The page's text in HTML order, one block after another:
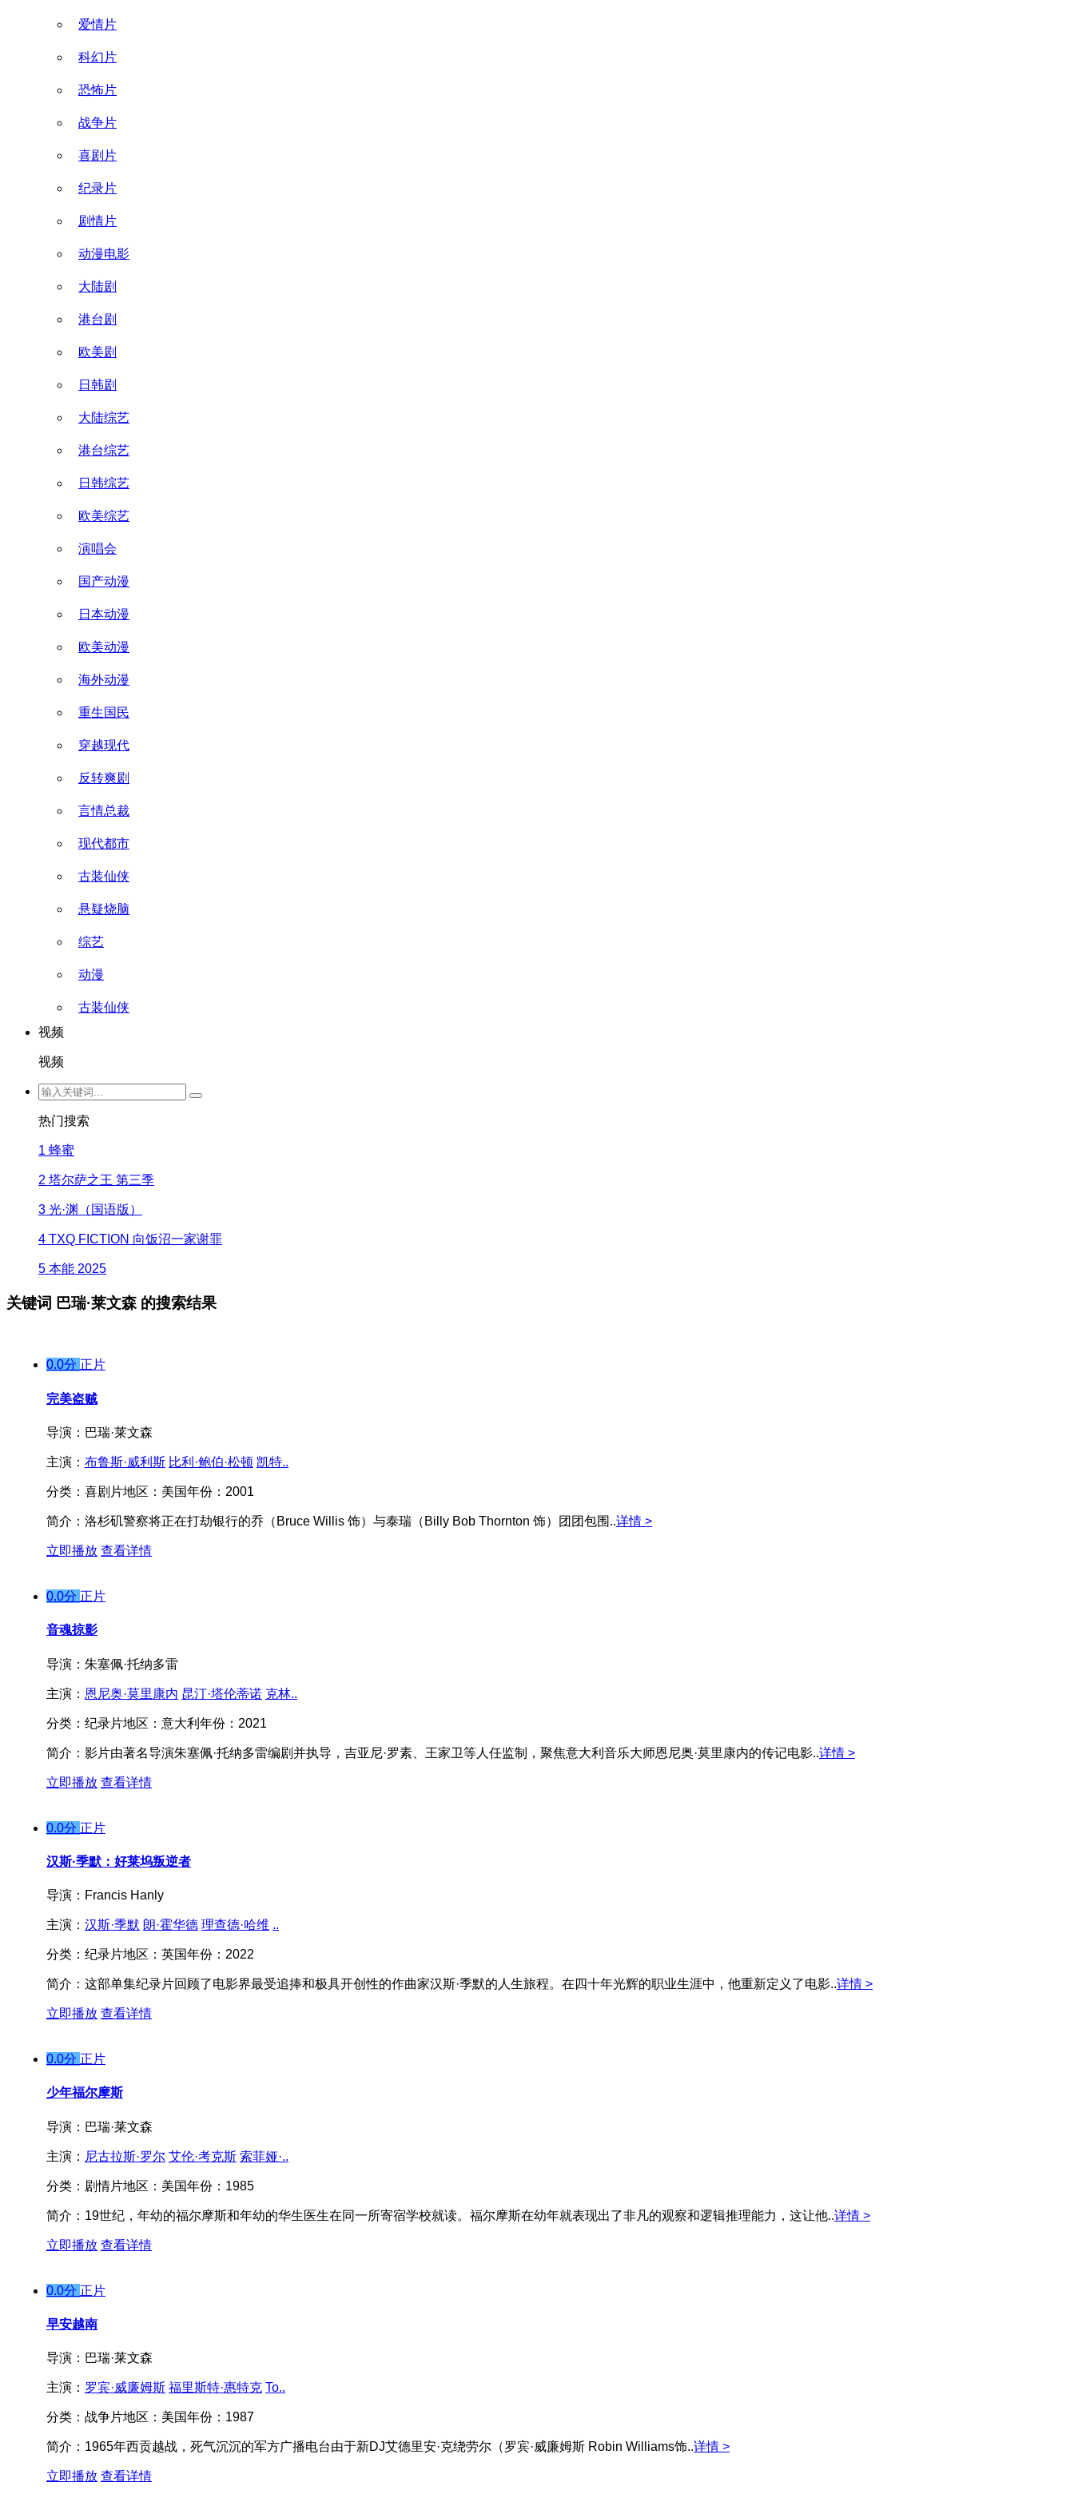
爱情片
科幻片
恐怖片
战争片
喜剧片
纪录片
剧情片
动漫电影
大陆剧
港台剧
欧美剧
日韩剧
大陆综艺
港台综艺
日韩综艺
欧美综艺
演唱会
国产动漫
日本动漫
欧美动漫
海外动漫
重生国民
穿越现代
反转爽剧
言情总裁
现代都市
古装仙侠
悬疑烧脑
综艺
动漫
古装仙侠
视频
视频
热门搜索
1 蜂蜜
2 塔尔萨之王 第三季
3 光·渊（国语版）
4 TXQ FICTION 向饭沼一家谢罪
5 本能 2025
关键词 巴瑞·莱文森 的搜索结果
0.0分 正片
完美盗贼
导演： 巴瑞·莱文森
主演： 布鲁斯·威利斯 比利·鲍伯·松顿 凯特..
分类： 喜剧片地区： 美国年份： 2001
简介： 洛杉矶警察将正在打劫银行的乔（Bruce Willis 饰）与泰瑞（Billy Bob Thornton 饰）团团包围..详情 >
立即播放 查看详情
0.0分 正片
音魂掠影
导演： 朱塞佩·托纳多雷
主演： 恩尼奥·莫里康内 昆汀·塔伦蒂诺 克林..
分类： 纪录片地区： 意大利 年份： 2021
简介： 影片由著名导演朱塞佩·托纳多雷编剧并执导，吉亚尼·罗素、王家卫等人任监制，聚焦意大利音乐大师恩尼奥·莫里康内的传记电影..详情 >
立即播放 查看详情
0.0分 正片
汉斯·季默：好莱坞叛逆者
导演： Francis Hanly
主演： 汉斯·季默 朗·霍华德 理查德·哈维 ..
分类： 纪录片地区： 英国年份： 2022
简介： 这部单集纪录片回顾了电影界最受追捧和极具开创性的作曲家汉斯·季默的人生旅程。在四十年光辉的职业生涯中，他重新定义了电影..详情 >
立即播放 查看详情
0.0分 正片
少年福尔摩斯
导演： 巴瑞·莱文森
主演： 尼古拉斯·罗尔 艾伦·考克斯 索菲娅·..
分类： 剧情片地区： 美国年份： 1985
简介： 19世纪，年幼的福尔摩斯和年幼的华生医生在同一所寄宿学校就读。福尔摩斯在幼年就表现出了非凡的观察和逻辑推理能力，这让他..详情 >
立即播放 查看详情
0.0分 正片
早安越南
导演： 巴瑞·莱文森
主演： 罗宾·威廉姆斯 福里斯特·惠特克 To..
分类： 战争片地区： 美国年份： 1987
简介： 1965年西贡越战，死气沉沉的军方广播电台由于新DJ艾德里安·克绕劳尔（罗宾·威廉姆斯 Robin Williams饰..详情 >
立即播放 查看详情